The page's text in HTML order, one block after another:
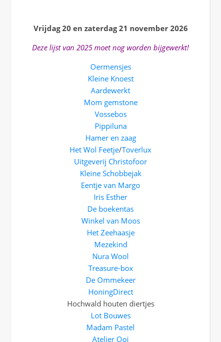
Vrijdag 20 en zaterdag 21 november 2026
Deze lijst van 2025 moet nog worden bijgewerkt!
Oermensjes
Kleine Knoest
Aardewerkt
Mom gemstone
Vossebos
Pippiluna
Hamer en zaag
Het Wol Feetje/Toverlux
Uitgeverij Christofoor
Kleine Schobbejak
Eentje van Margo
Iris Esther
De boekentas
Winkel van Moos
Het Zeehaasje
Mezekind
Nura Wool
Treasure-box
De Ommekeer
HoningDirect
Hochwald houten diertjes
Lot Bouwes
Madam Pastel
Atelier Ooi